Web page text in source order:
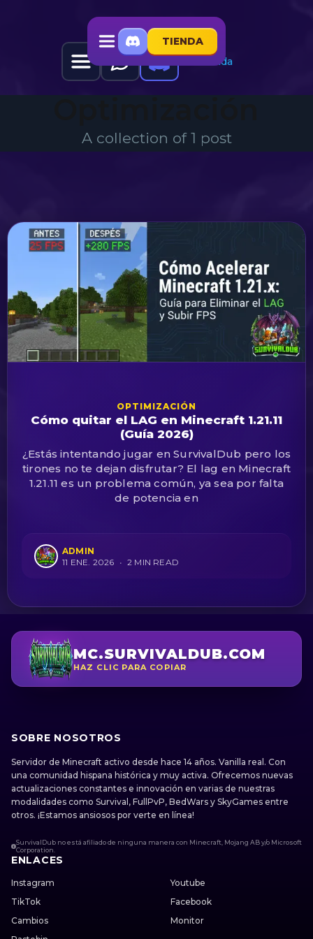
TIENDA
Tienda
A collection of 1 post
OPTIMIZACIÓN
Cómo quitar el LAG en Minecraft 1.21.11
(Guía 2026)
¿Estás intentando jugar en SurvivalDub pero los
tirones no te dejan disfrutar? El lag en Minecraft
1.21.11 es un problema común, ya sea por falta
de potencia en
ADMIN
11 ENE. 2026 • 2 MIN READ
MC.SURVIVALDUB.COM
HAZ CLIC PARA COPIAR
SOBRE NOSOTROS
Servidor de Minecraft activo desde hace 14 años. Vanilla real. Con
una comunidad hispana histórica y muy activa. Ofrecemos nuevas
actualizaciones constantes e innovación en varias de nuestras
modalidades como Survival, FullPvP, BedWars y SkyGames entre
otros. ¡Estamos ansiosos por verte en línea!
SurvivalDub no está afiliado de ninguna manera con Minecraft, Mojang AB y/o Microsoft
Corporation.
ENLACES
Instagram
Youtube
TikTok
Facebook
Cambios
Monitor